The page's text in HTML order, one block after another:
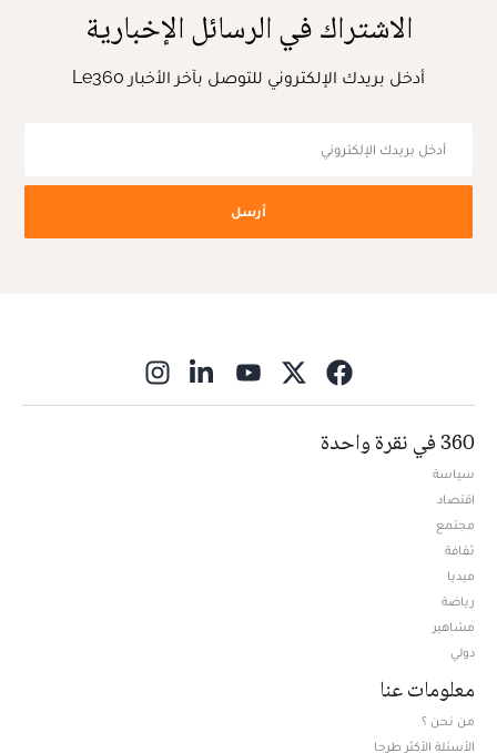
الاشتراك في الرسائل الإخبارية
أدخل بريدك الإلكتروني للتوصل بآخر الأخبار Le360
أرسل
360 في نقرة واحدة
سياسة
اقتصاد
مجتمع
ثقافة
ميديا
رياضة
مشاهير
دولي
معلومات عنا
من نحن ؟
الأسئلة الأكثر طرحا